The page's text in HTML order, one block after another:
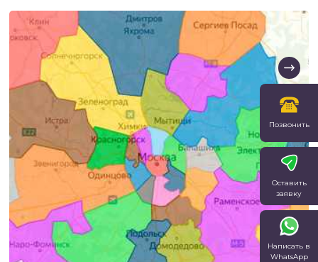
Позвонить
Оставить
заявку
Написать в
WhatsApp